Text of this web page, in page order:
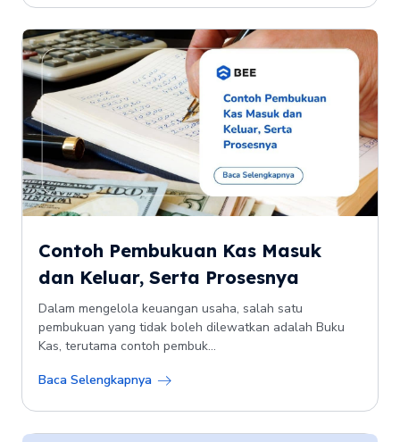
Contoh Pembukuan Kas Masuk
dan Keluar, Serta Prosesnya
Dalam mengelola keuangan usaha, salah satu
pembukuan yang tidak boleh dilewatkan adalah Buku
Kas, terutama contoh pembuk...
Baca Selengkapnya